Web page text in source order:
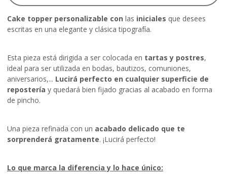
Cake topper personalizable con las iniciales que desees
escritas en una elegante y clásica tipografía.
Esta pieza está dirigida a ser colocada en tartas y postres,
ideal para ser utilizada en bodas, bautizos, comuniones,
aniversarios,... Lucirá perfecto en cualquier superficie de
repostería y quedará bien fijado gracias al acabado en forma
de pincho.
Una pieza refinada con un acabado delicado que te
sorprenderá gratamente. ¡Lucirá perfecto!
Lo que marca la diferencia y lo hace único: